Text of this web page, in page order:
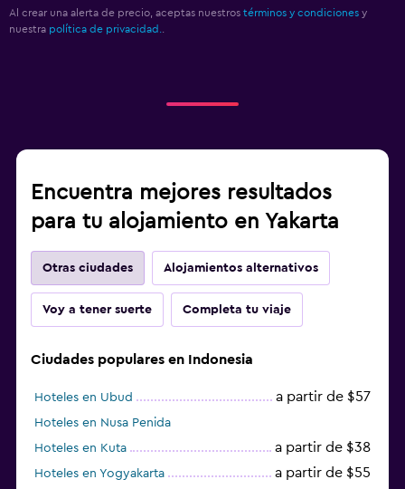
Al crear una alerta de precio, aceptas nuestros términos y condiciones y
nuestra política de privacidad.
Encuentra mejores resultados
para tu alojamiento en Yakarta
Otras ciudades Alojamientos alternativos
Voy a tener suerte Completa tu viaje
Ciudades populares en Indonesia
Hoteles en Ubud a partir de $57
Hoteles en Nusa Penida
Hoteles en Kuta
a partir de $38
Hoteles en Yogyakarta a partir de $55